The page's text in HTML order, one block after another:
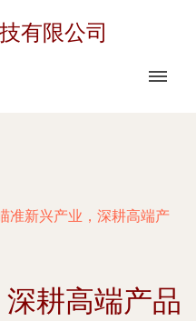
有限公司
准新兴产业，深耕高端产
耕高端产品